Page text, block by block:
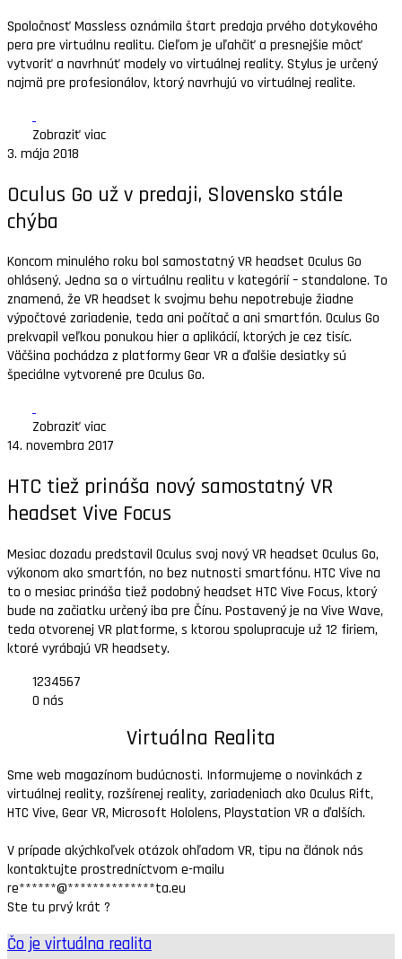
Spoločnosť Massless oznámila štart predaja prvého dotykového
pera pre virtuálnu realitu. Cieľom je uľahčiť a presnejšie môcť
vytvoriť a navrhnúť modely vo virtuálnej reality. Stylus je určený
najmä pre profesionálov, ktorý navrhujú vo virtuálnej realite.
Zobraziť viac
3. mája 2018
Oculus Go už v predaji, Slovensko stále
chýba
Koncom minulého roku bol samostatný VR headset Oculus Go
ohlásený. Jedna sa o virtuálnu realitu v kategórií – standalone. To
znamená, že VR headset k svojmu behu nepotrebuje žiadne
výpočtové zariadenie, teda ani počítač a ani smartfón. Oculus Go
prekvapil veľkou ponukou hier a aplikácií, ktorých je cez tisíc.
Väčšina pochádza z platformy Gear VR a ďalšie desiatky sú
špeciálne vytvorené pre Oculus Go.
Zobraziť viac
14. novembra 2017
HTC tiež prináša nový samostatný VR
headset Vive Focus
Mesiac dozadu predstavil Oculus svoj nový VR headset Oculus Go,
výkonom ako smartfón, no bez nutnosti smartfónu. HTC Vive na
to o mesiac prináša tiež podobný headset HTC Vive Focus, ktorý
bude na začiatku určený iba pre Čínu. Postavený je na Vive Wave,
teda otvorenej VR platforme, s ktorou spolupracuje už 12 firiem,
ktoré vyrábajú VR headsety.
1234567
O nás
Virtuálna Realita
Sme web magazínom budúcnosti. Informujeme o novinkách z
virtuálnej reality, rozšírenej reality, zariadeniach ako Oculus Rift,
HTC Vive, Gear VR, Microsoft Hololens, Playstation VR a ďalších.
V prípade akýchkoľvek otázok ohľadom VR, tipu na článok nás
kontaktujte prostredníctvom e-mailu
re******@**************ta.eu
Ste tu prvý krát ?
Čo je virtuálna realita